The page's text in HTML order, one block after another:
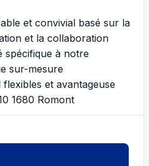
et convivial basé sur la
et la collaboration
spécifique à notre
sur-mesure
et avantageuse
1680 Romont